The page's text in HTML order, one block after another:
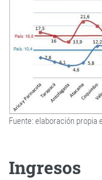
Fuente: elaboración propia
Ingresos